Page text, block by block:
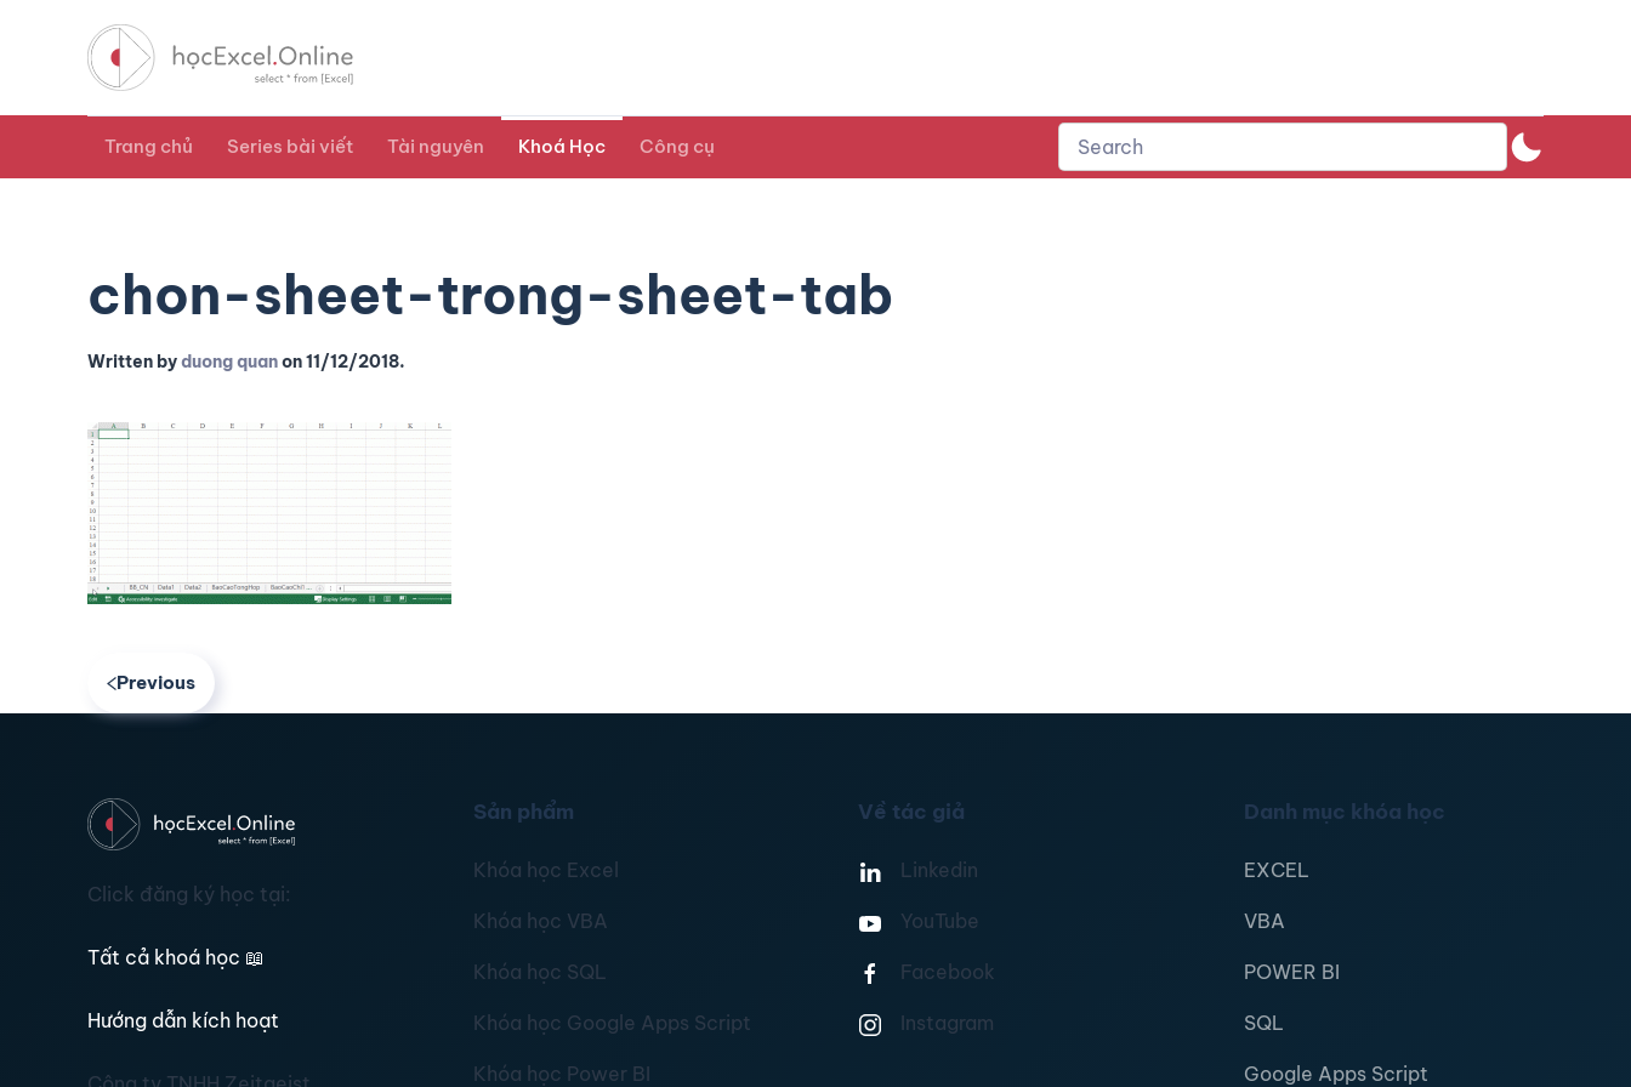
Trang chủ Series bài viết Tài nguyên Khoá Học Công cụ
chon-sheet-trong-sheet-tab
Written byduong quanon11/12/2018.
Previous
Click đăng ký học tại:
Tất cả khoá học 📖
Hướng dẫn kích hoạt
Sản phẩm
Khóa học Excel
Khóa học VBA
Khóa học SQL
Khóa học Google Apps Script
Khóa học Power BI
Về tác giả
Linkedin
YouTube
Facebook
Instagram
Danh mục khóa học
EXCEL
VBA
POWER BI
SQL
Google Apps Script